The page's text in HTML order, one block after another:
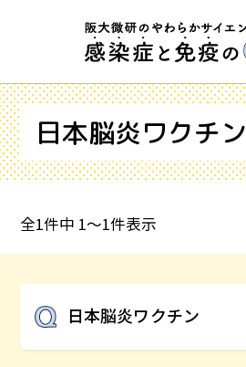
ス
ッ
プ
感染症
病名
ワクチン
日本脳炎ワクチン
投
稿
全1件中 1～1件表示
日本脳炎ワクチン